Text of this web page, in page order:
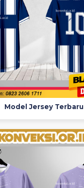
Model Jersey Terbaru